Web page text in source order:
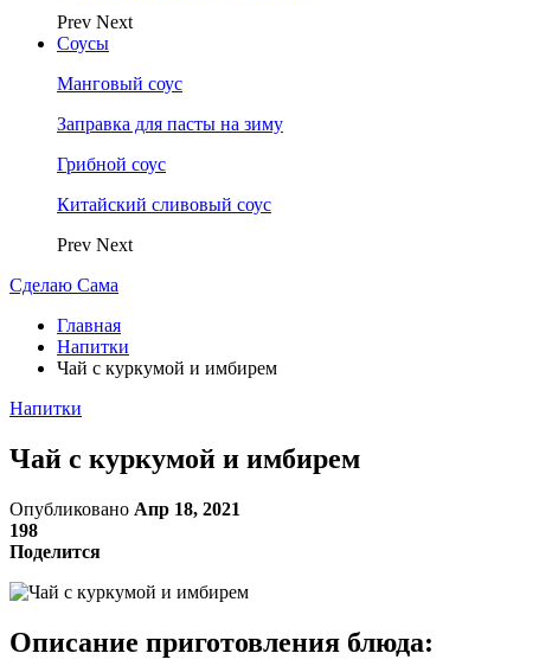
Prev Next
Соусы
Манговый соус
Заправка для пасты на зиму
Грибной соус
Китайский сливовый соус
Prev Next
Сделаю Сама
Главная
Напитки
Чай с куркумой и имбирем
Напитки
Чай с куркумой и имбирем
Опубликовано Апр 18, 2021
198
Поделится
Описание приготовления блюда: